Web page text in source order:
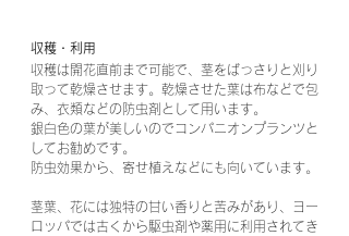
収穫・利用
収穫は開花直前まで可能で、茎をばっさりと刈り
取って乾燥させます。乾燥させた葉は布などで包
み、衣類などの防虫剤として用います。
銀白色の葉が美しいのでコンパニオンプランツと
してお勧めです。
防虫効果から、寄せ植えなどにも向いています。
茎葉、花には独特の甘い香りと苦みがあり、ヨー
ロッパでは古くから駆虫剤や薬用に利用されてき